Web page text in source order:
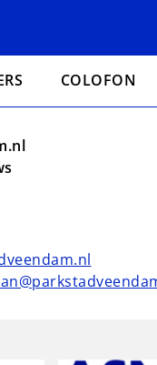
COLOFON